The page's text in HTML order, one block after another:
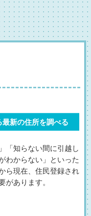
新の住所を調べる
「知らない間に引越し
わからない」といった
ら現在、住民登録され
があります。